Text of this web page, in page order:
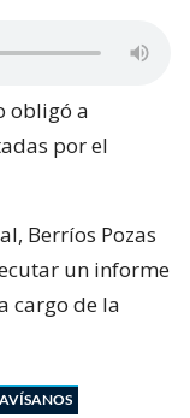
obligó a
por el
Berríos Pozas
un informe
cargo de la
AVÍSANOS